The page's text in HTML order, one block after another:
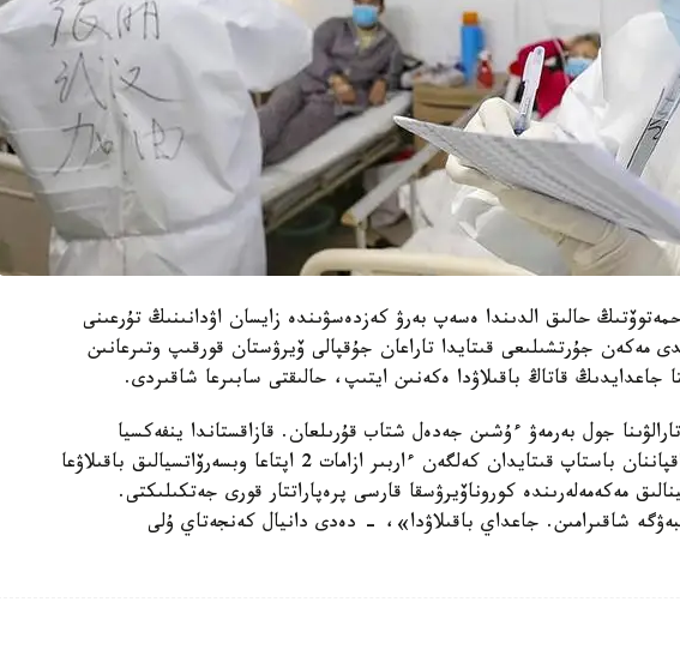
حالىق الدىندا ەسەپ بەرۋ كەزدەسۋىندە زايسان اۋدانىنىڭ تۇرعىنى
مەكەن جۇرتشىلىعى قىتايدا تاراعان جۇقپالى ۆيرۋستان قورقىپ وتىرعانىن
جاعدايدىڭ قاتاڭ باقىلاۋدا ەكەنىن ايتىپ، حالىقتى سابىرعا شاقىردى.
جول بەرمەۋ ءۇشىن جەدەل شتاب قۇرىلعان. قازاقستاندا ينفەكسيا
جۇقتىرعان ەشكىم جوق. 17 -اقپاننان باستاپ قىتايدان كەلگەن ءاربىر ازامات 2 اپتاعا وبسەرۆاتسيالىق باقىلاۋعا
مەكەمەلەرىندە كوروناۆيرۋسقا قارسى پرەپاراتتار قورى جەتكىلىكتى.
شاقىرامىن. جاعداي باقىلاۋدا»، - دەدى دانيال كەنجەتاي ۇلى